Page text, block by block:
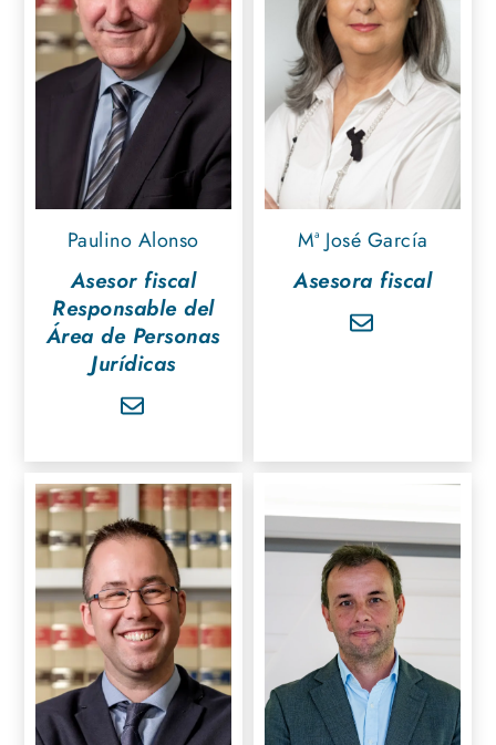
Paulino Alonso
Asesor fiscal
Responsable del
Área de Personas
Jurídicas
Mª José García
Asesora fiscal